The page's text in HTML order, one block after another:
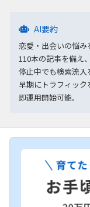
AI要約
恋愛・出会いの悩
110本の記事を備え
停止中でも検索流入
早期にトラフィック
即運用開始可能。